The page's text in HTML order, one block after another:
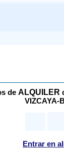
de ALQUILER
VIZCAYA-
Entrar en